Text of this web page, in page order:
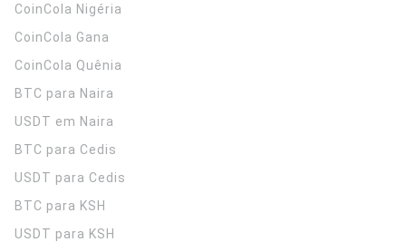
CoinCola Nigéria
CoinCola Gana
CoinCola Quênia
BTC para Naira
USDT em Naira
BTC para Cedis
USDT para Cedis
BTC para KSH
USDT para KSH